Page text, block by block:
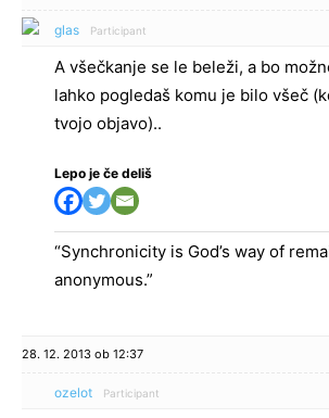
glas Participant
A všečkanje se le beleži, a bo
lahko pogledaš komu je bilo všeč
tvojo objavo)..
Lepo je če deliš
“Synchronicity is God’s way of
anonymous.”
28. 12. 2013 ob 12:37
ozelot Participant